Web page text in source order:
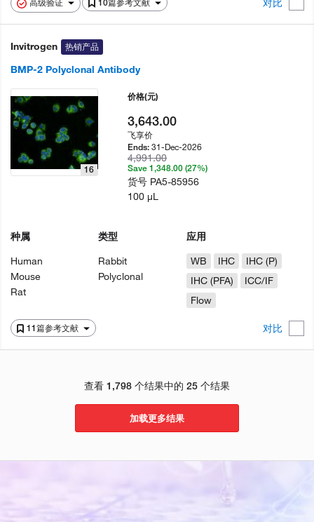
高级验证 10篇参考文献 对比
Invitrogen 热销产品
BMP-2 Polyclonal Antibody
11篇参考文献 对比
16
种属
Human
Mouse
Rat
类型
Rabbit
Polyclonal
应用
WB
IHC
IHC (P)
IHC (PFA)
ICC/IF
Flow
价格(元)
3,643.00
飞享价
Ends:31-Dec-2026
4,991.00
Save 1,348.00 (27%)
货号 PA5-85956
100 µL
查看 1,798 个结果中的 25 个结果
加载更多结果